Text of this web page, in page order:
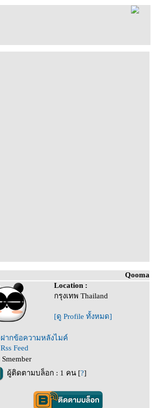
Qooma
Location :
กรุงเทพ Thailand
[ดู Profile ทั้งหมด]
ฝากข้อความหลังไมค์
Rss Feed
Smember
ผู้ติดตามบล็อก : 1 คน [?]